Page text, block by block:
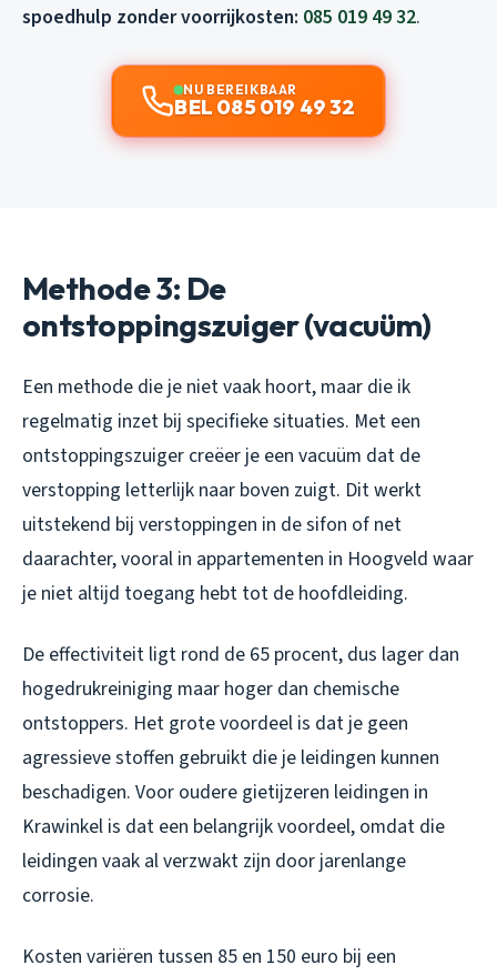
spoedhulp zonder voorrijkosten: 085 019 49 32.
NU BEREIKBAAR
BEL 085 019 49 32
Methode 3: De
ontstoppingszuiger (vacuüm)
Een methode die je niet vaak hoort, maar die ik
regelmatig inzet bij specifieke situaties. Met een
ontstoppingszuiger creëer je een vacuüm dat de
verstopping letterlijk naar boven zuigt. Dit werkt
uitstekend bij verstoppingen in de sifon of net
daarachter, vooral in appartementen in Hoogveld waar
je niet altijd toegang hebt tot de hoofdleiding.
De effectiviteit ligt rond de 65 procent, dus lager dan
hogedrukreiniging maar hoger dan chemische
ontstoppers. Het grote voordeel is dat je geen
agressieve stoffen gebruikt die je leidingen kunnen
beschadigen. Voor oudere gietijzeren leidingen in
Krawinkel is dat een belangrijk voordeel, omdat die
leidingen vaak al verzwakt zijn door jarenlange
corrosie.
Kosten variëren tussen 85 en 150 euro bij een